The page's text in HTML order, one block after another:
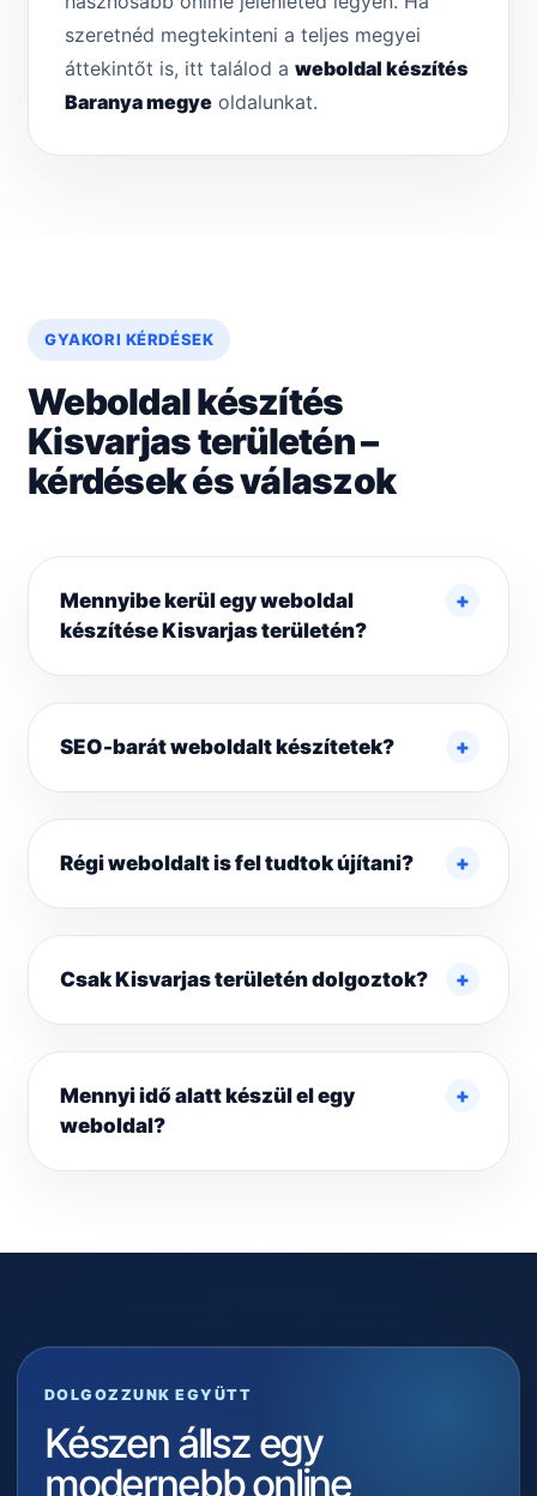
szeretnéd megtekinteni a teljes megyei
áttekintőt is, itt találod a weboldal készítés
Baranya megye oldalunkat.
GYAKORI KÉRDÉSEK
Weboldal készítés
Kisvarjas területén –
kérdések és válaszok
Mennyibe kerül egy weboldal
készítése Kisvarjas területén?
SEO-barát weboldalt készítetek?
Régi weboldalt is fel tudtok újítani?
Csak Kisvarjas területén dolgoztok?
Mennyi idő alatt készül el egy
weboldal?
DOLGOZZUNK EGYÜTT
Készen állsz egy
modernebb online